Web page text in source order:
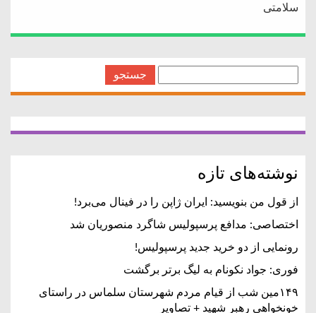
سلامتی
نوشته‌های تازه
از قول من بنویسید: ایران ژاپن را در فینال می‌برد!
اختصاصی: مدافع پرسپولیس شاگرد منصوریان شد
رونمایی از دو خرید جدید پرسپولیس!
فوری: جواد نکونام به لیگ برتر برگشت
۱۴۹مین شب از قیام مردم شهرستان سلماس در راستای
خونخواهی رهبر شهید + تصاویر